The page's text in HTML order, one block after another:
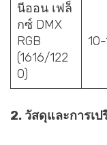
นีออน เฟล็
กซ์ DMX
RGB
(1616/122
0)
2. วัสดุและการเ